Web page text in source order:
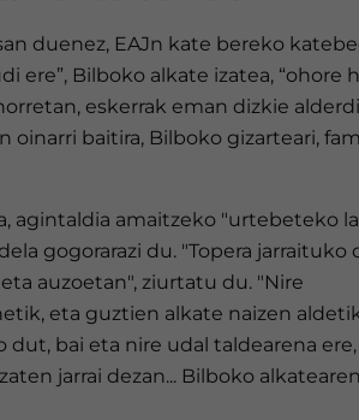
duenez, EAJn kate bereko
ere”, Bilboko alkate izatea, “ohore
eskerrak eman dizkie
oinarri baitira, Bilboko gizarteari,
agintaldia amaitzeko "urtebeteko
gogorarazi du. "Topera jarraituko
auzoetan", ziurtatu du. "Nire
eta guztien alkate naizen
dut, bai eta nire udal taldearena
jarrai dezan... Bilboko